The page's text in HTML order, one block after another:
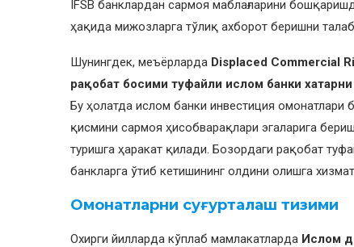
IFSB банклардан сармоя маблағларини
ҳақида мижозларга тўлиқ ахборот беришни
Шунингдек, меъёрларда Displaced Commercial
рақобат босими туфайли ислом банки
Бу ҳолатда ислом банки инвестиция
қисмини сармоя ҳисобварақлари эгаларига
туришга ҳаракат қилади. Бозордаги рақобат
банкларга ўтиб кетишининг олдини олишга
Омонатларни суғурталаш тизими
Охирги йилларда кўплаб мамлакатларда Ислом